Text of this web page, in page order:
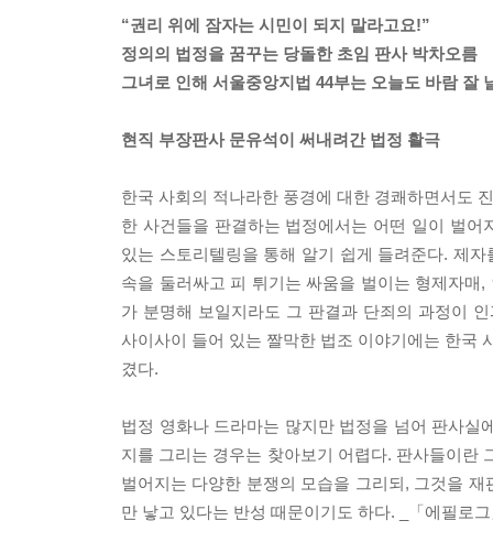
“권리 위에 잠자는 시민이 되지 말라고요!”
정의의 법정을 꿈꾸는 당돌한 초임 판사 박차오름
그녀로 인해 서울중앙지법 44부는 오늘도 바람 잘
현직 부장판사 문유석이 써내려간 법정 활극
한국 사회의 적나라한 풍경에 대한 경쾌하면서도
한 사건들을 판결하는 법정에서는 어떤 일이 벌
있는 스토리텔링을 통해 알기 쉽게 들려준다. 제
속을 둘러싸고 피 튀기는 싸움을 벌이는 형제자
가 분명해 보일지라도 그 판결과 단죄의 과정이
사이사이 들어 있는 짤막한 법조 이야기에는 한국
겼다.
법정 영화나 드라마는 많지만 법정을 넘어 판사
지를 그리는 경우는 찾아보기 어렵다. 판사들이란
벌어지는 다양한 분쟁의 모습을 그리되, 그것을
만 낳고 있다는 반성 때문이기도 하다. _「에필로